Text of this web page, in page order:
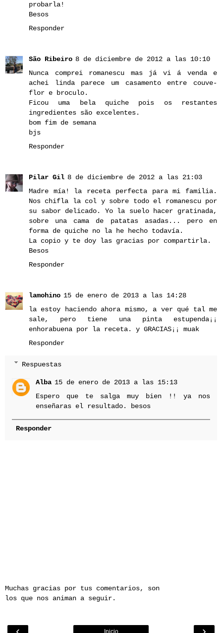
probarla!
Besos
Responder
São Ribeiro 8 de diciembre de 2012 a las 10:10
Nunca comprei romanescu mas já vi á venda e
achei linda parece um casamento entre couve-
flor e broculo.
Ficou uma bela quiche pois os restantes
ingredientes são excelentes.
bom fim de semana
bjs
Responder
Pilar Gil 8 de diciembre de 2012 a las 21:03
Madre mía! la receta perfecta para mi familia.
Nos chifla la col y sobre todo el romanescu por
su sabor delicado. Yo la suelo hacer gratinada,
sobre una cama de patatas asadas... pero en
forma de quiche no la he hecho todavía.
La copio y te doy las gracias por compartirla.
Besos
Responder
lamohino 15 de enero de 2013 a las 14:28
la estoy haciendo ahora mismo, a ver qué tal me
sale, pero tiene una pinta estupenda¡¡
enhorabuena por la receta. y GRACIAS¡¡ muak
Responder
Respuestas
Alba 15 de enero de 2013 a las 15:13
Espero que te salga muy bien !! ya nos
enseñaras el resultado. besos
Responder
Muchas gracias por tus comentarios, son
los que nos animan a seguir.
Inicio